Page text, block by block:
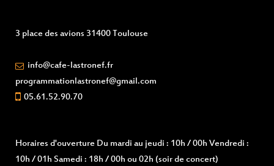
3 place des avions 31400 Toulouse
info@cafe-lastronef.fr
programmationlastronef@gmail.com
05.61.52.90.70
Horaires d'ouverture Du mardi au jeudi : 10h / 00h Vendredi :
10h / 01h Samedi : 18h / 00h ou 02h (soir de concert)